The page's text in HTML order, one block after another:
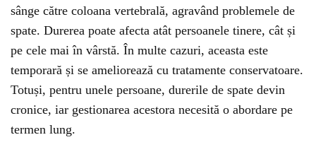
sânge către coloana vertebrală, agravând problemele de
spate. Durerea poate afecta atât persoanele tinere, cât și
pe cele mai în vârstă. În multe cazuri, aceasta este
temporară și se ameliorează cu tratamente conservatoare.
Totuși, pentru unele persoane, durerile de spate devin
cronice, iar gestionarea acestora necesită o abordare pe
termen lung.